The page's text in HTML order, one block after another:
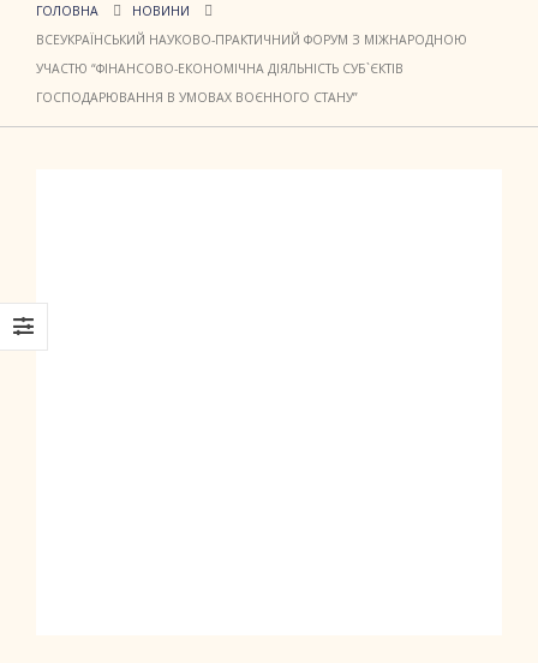
ГОЛОВНА
НОВИНИ
ВСЕУКРАЇНСЬКИЙ НАУКОВО-ПРАКТИЧНИЙ ФОРУМ З МІЖНАРОДНОЮ
УЧАСТЮ “ФІНАНСОВО-ЕКОНОМІЧНА ДІЯЛЬНІСТЬ СУБ`ЄКТІВ
ГОСПОДАРЮВАННЯ В УМОВАХ ВОЄННОГО СТАНУ”